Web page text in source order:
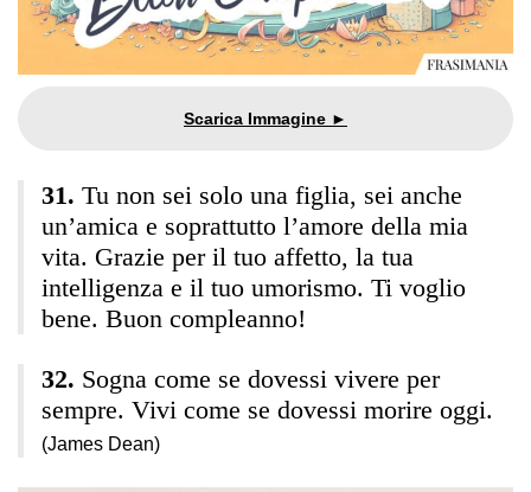
Tu non sei solo una figlia, sei anche
un’amica e soprattutto l’amore della mia
vita. Grazie per il tuo affetto, la tua
intelligenza e il tuo umorismo. Ti voglio
bene. Buon compleanno!
Sogna come se dovessi vivere per
sempre. Vivi come se dovessi morire oggi.
(James Dean)